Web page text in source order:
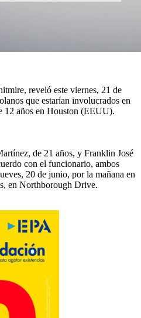
reveló este viernes, 21 de
que estarían involucrados en
12 años en Houston (EEUU).
de 21 años, y Franklin José
con el funcionario, ambos
20 de junio, por la mañana en
en Northborough Drive.